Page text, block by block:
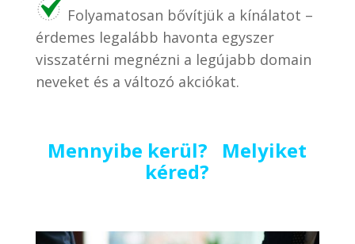
Folyamatosan bővítjük a kínálatot –
érdemes legalább havonta egyszer
visszatérni megnézni a legújabb domain
neveket és a változó akciókat.
Mennyibe kerül? Melyiket
kéred?